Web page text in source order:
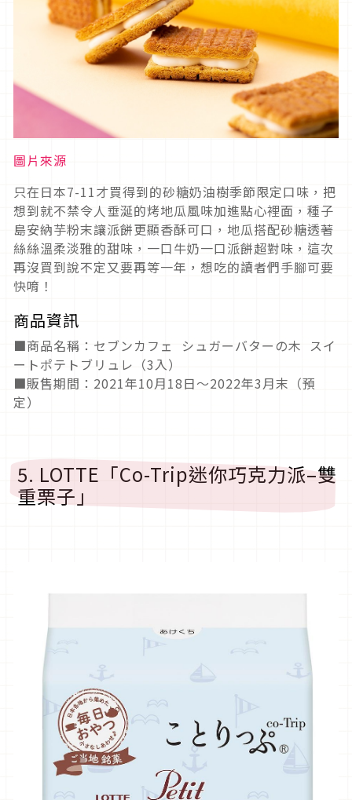
圖片來源
只在日本7-11才買得到的砂糖奶油樹季節限定口味，把
想到就不禁令人垂涎的烤地瓜風味加進點心裡面，種子
島安納芋粉末讓派餅更顯香酥可口，地瓜搭配砂糖透著
絲絲溫柔淡雅的甜味，一口牛奶一口派餅超對味，這次
再沒買到說不定又要再等一年，想吃的讀者們手腳可要
快唷！
商品資訊
■商品名稱：セブンカフェ シュガーバターの木 スイ
ートポテトブリュレ（3入）
■販售期間：2021年10月18日～2022年3月末（預
定）
5. LOTTE「Co-Trip迷你巧克力派–雙
重栗子」